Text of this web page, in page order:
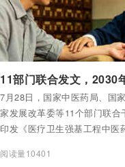
7月28日，国家中医药局、国
家发展改革委等11个部门联
印发《医疗卫生强基工程中医
最近的医疗服务点获得中医药
阅读量10401